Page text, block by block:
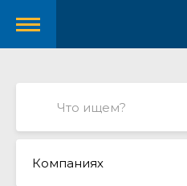
Компаниях